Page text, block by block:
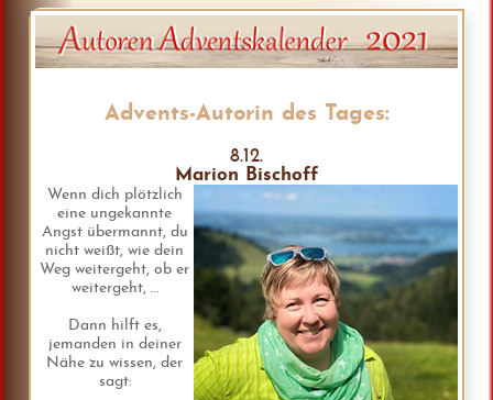
Advents-Autorin des Tages:
8.12.
Marion Bischoff
Wenn dich plötzlich
eine ungekannte
Angst übermannt, du
nicht weißt, wie dein
Weg weitergeht, ob er
weitergeht, …
Dann hilft es,
jemanden in deiner
Nähe zu wissen, der
sagt: